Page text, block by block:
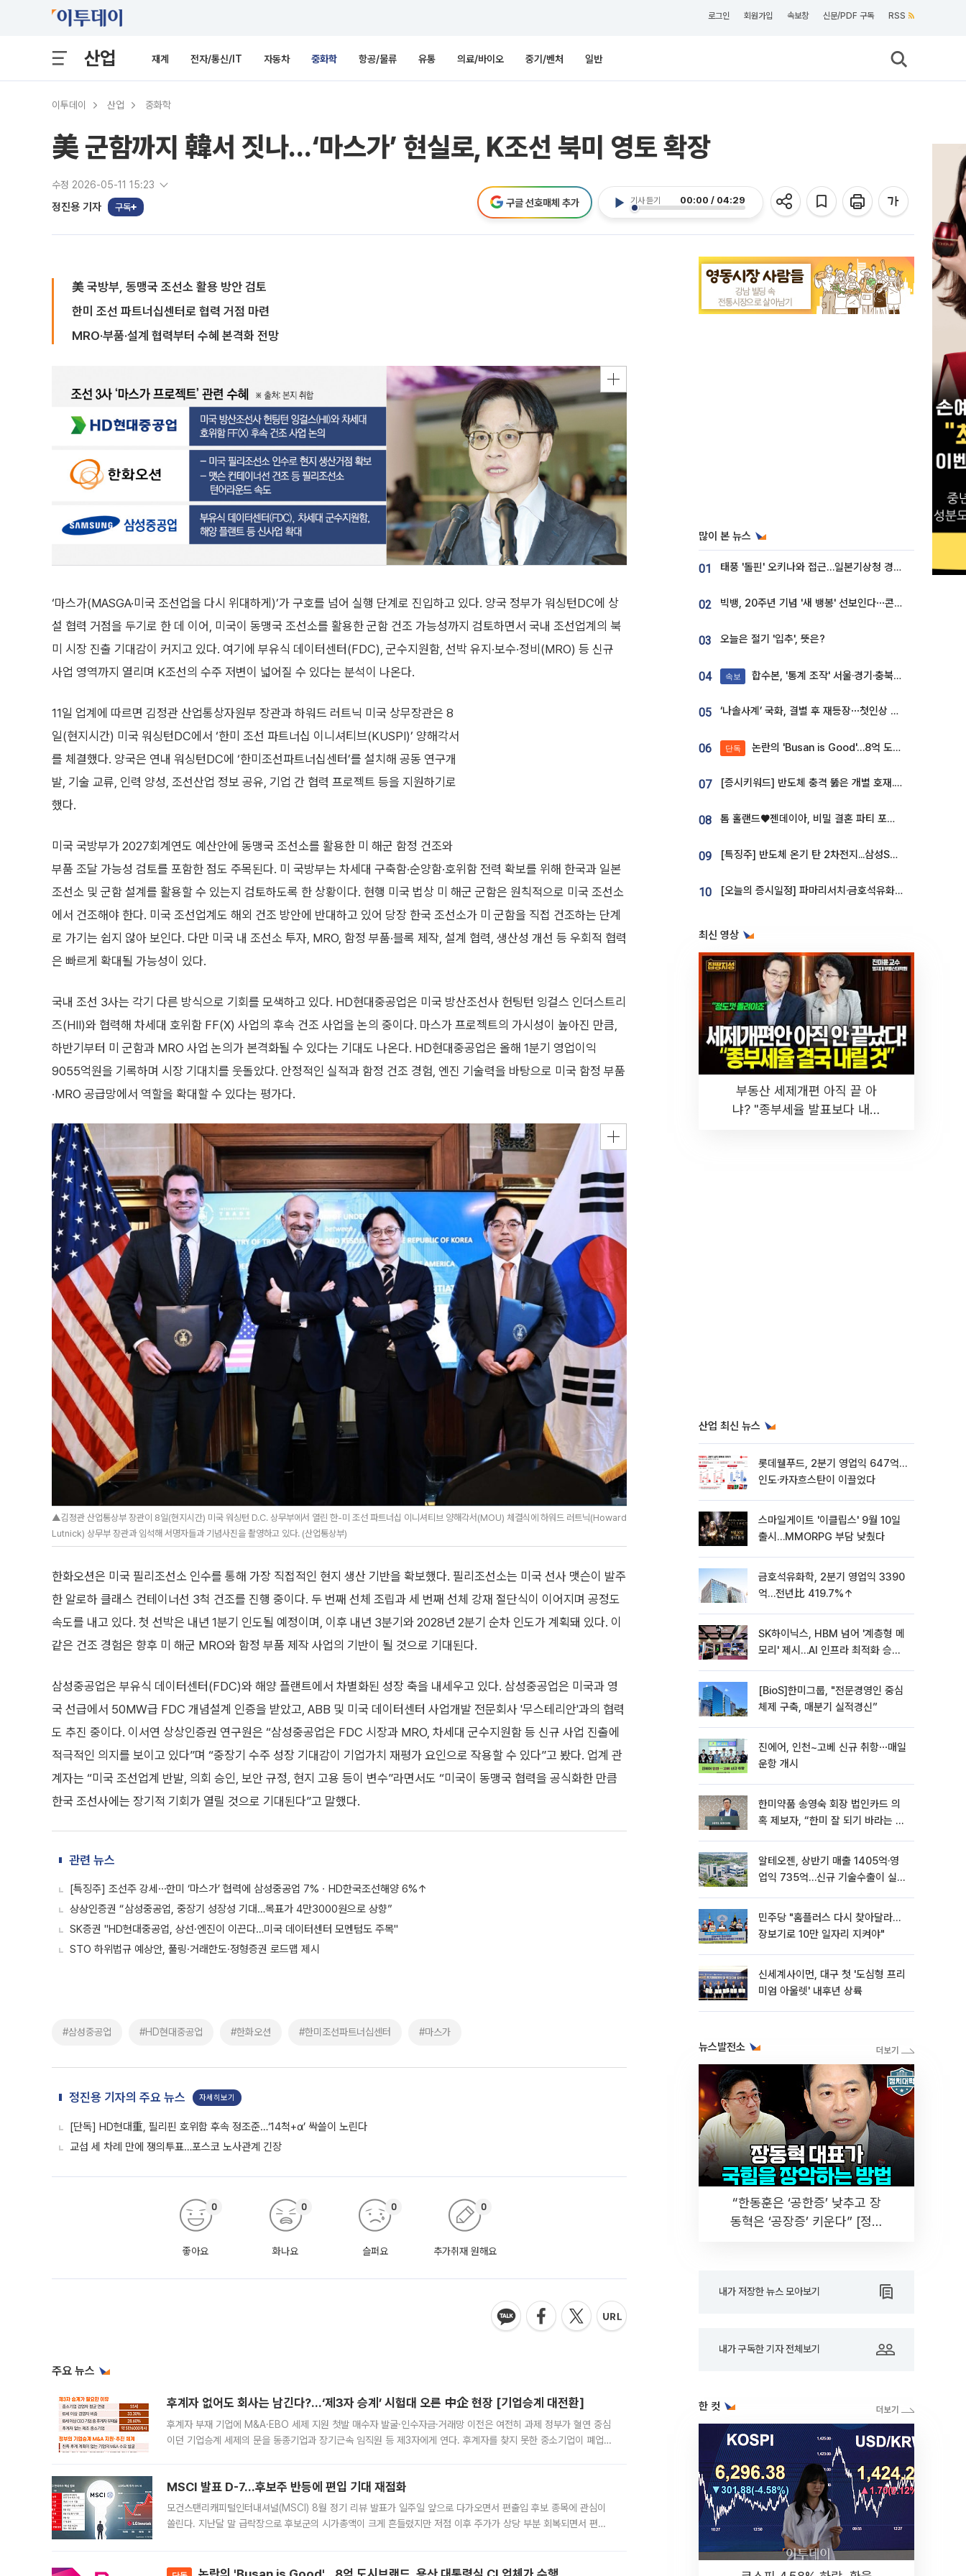
로그인 회원가입 속보창 신문/PDF 구독 RSS
산업 재계 전자/통신/IT 자동차 중화학 항공/물류 유통 의료/바이오 중기/벤처 일반
이투데이 산업 중화학
美 군함까지 韓서 짓나…‘마스가’ 현실로, K조선 북미 영토 확장
수정 2026-05-11 15:23
정진용 기자 구독
기사 듣기 00:00 / 04:29
구글 선호매체 추가
美 국방부, 동맹국 조선소 활용 방안 검토
한미 조선 파트너십센터로 협력 거점 마련
MRO·부품·설계 협력부터 수혜 본격화 전망
‘마스가(MASGA·미국 조선업을 다시 위대하게)’가 구호를 넘어 실행 단계로 진입하고 있다. 양국 정부가 워싱턴DC에 상
설 협력 거점을 두기로 한 데 이어, 미국이 동맹국 조선소를 활용한 군함 건조 가능성까지 검토하면서 국내 조선업계의 북
미 시장 진출 기대감이 커지고 있다. 여기에 부유식 데이터센터(FDC), 군수지원함, 선박 유지·보수·정비(MRO) 등 신규
사업 영역까지 열리며 K조선의 수주 저변이 넓어질 수 있다는 분석이 나온다.
11일 업계에 따르면 김정관 산업통상자원부 장관과 하워드 러트닉 미국 상무장관은 8
일(현지시간) 미국 워싱턴DC에서 ‘한미 조선 파트너십 이니셔티브(KUSPI)’ 양해각서
를 체결했다. 양국은 연내 워싱턴DC에 ‘한미조선파트너십센터’를 설치해 공동 연구개
발, 기술 교류, 인력 양성, 조선산업 정보 공유, 기업 간 협력 프로젝트 등을 지원하기로
했다.
미국 국방부가 2027회계연도 예산안에 동맹국 조선소를 활용한 미 해군 함정 건조와
부품 조달 가능성 검토를 포함한 점도 주목된다. 미 국방부는 차세대 구축함·순양함·호위함 전력 확보를 위해 한국과 일본
조선소 및 군함 설계를 활용할 수 있는지 검토하도록 한 상황이다. 현행 미국 법상 미 해군 군함은 원칙적으로 미국 조선소
에서 건조해야 한다. 미국 조선업계도 해외 건조 방안에 반대하고 있어 당장 한국 조선소가 미 군함을 직접 건조하는 단계
로 가기는 쉽지 않아 보인다. 다만 미국 내 조선소 투자, MRO, 함정 부품·블록 제작, 설계 협력, 생산성 개선 등 우회적 협력
은 빠르게 확대될 가능성이 있다.
국내 조선 3사는 각기 다른 방식으로 기회를 모색하고 있다. HD현대중공업은 미국 방산조선사 헌팅턴 잉걸스 인더스트리
즈(HII)와 협력해 차세대 호위함 FF(X) 사업의 후속 건조 사업을 논의 중이다. 마스가 프로젝트의 가시성이 높아진 만큼,
하반기부터 미 군함과 MRO 사업 논의가 본격화될 수 있다는 기대도 나온다. HD현대중공업은 올해 1분기 영업이익
9055억원을 기록하며 시장 기대치를 웃돌았다. 안정적인 실적과 함정 건조 경험, 엔진 기술력을 바탕으로 미국 함정 부품
·MRO 공급망에서 역할을 확대할 수 있다는 평가다.
▲김정관 산업통상부 장관이 8일(현지시간) 미국 워싱턴 D.C. 상무부에서 열린 한-미 조선 파트너십 이니셔티브 양해각서(MOU) 체결식에 하워드 러트닉(Howard
Lutnick) 상무부 장관과 임석해 서명자들과 기념사진을 촬영하고 있다. (산업통상부)
한화오션은 미국 필리조선소 인수를 통해 가장 직접적인 현지 생산 기반을 확보했다. 필리조선소는 미국 선사 맷슨이 발주
한 알로하 클래스 컨테이너선 3척 건조를 진행 중이다. 두 번째 선체 조립과 세 번째 선체 강재 절단식이 이어지며 공정도
속도를 내고 있다. 첫 선박은 내년 1분기 인도될 예정이며, 이후 내년 3분기와 2028년 2분기 순차 인도가 계획돼 있다. 이
같은 건조 경험은 향후 미 해군 MRO와 함정 부품 제작 사업의 기반이 될 것으로 기대된다.
삼성중공업은 부유식 데이터센터(FDC)와 해양 플랜트에서 차별화된 성장 축을 내세우고 있다. 삼성중공업은 미국과 영
국 선급에서 50MW급 FDC 개념설계 인증을 받았고, ABB 및 미국 데이터센터 사업개발 전문회사 '무스테리안'과의 협력
도 추진 중이다. 이서연 상상인증권 연구원은 “삼성중공업은 FDC 시장과 MRO, 차세대 군수지원함 등 신규 사업 진출에
적극적인 의지를 보이고 있다”며 “중장기 수주 성장 기대감이 기업가치 재평가 요인으로 작용할 수 있다”고 봤다. 업계 관
계자는 “미국 조선업계 반발, 의회 승인, 보안 규정, 현지 고용 등이 변수”라면서도 “미국이 동맹국 협력을 공식화한 만큼
한국 조선사에는 장기적 기회가 열릴 것으로 기대된다”고 말했다.
관련 뉴스
[특징주] 조선주 강세⋯한미 ‘마스가’ 협력에 삼성중공업 7%ㆍHD한국조선해양 6%↑
상상인증권 “삼성중공업, 중장기 성장성 기대…목표가 4만3000원으로 상향”
SK증권 "HD현대중공업, 상선·엔진이 이끈다…미국 데이터센터 모멘텀도 주목"
STO 하위법규 예상안, 풀링·거래한도·정형증권 로드맵 제시
#삼성중공업 #HD현대중공업 #한화오션 #한미조선파트너십센터 #마스가
정진용 기자의 주요 뉴스 자세히보기
[단독] HD현대重, 필리핀 호위함 후속 정조준…‘14척+α’ 싹쓸이 노린다
교섭 세 차례 만에 쟁의투표…포스코 노사관계 긴장
좋아요
0
화나요
0
슬퍼요
0
추가취재 원해요
0
주요 뉴스
후계자 없어도 회사는 남긴다?…‘제3자 승계’ 시험대 오른 中企 현장 [기업승계 대전환]
후계자 부재 기업에 M&A·EBO 세제 지원 첫발 매수자 발굴·인수자금·거래망 이전은 여전히 과제 정부가 혈연 중심
이던 기업승계 세제의 문을 동종기업과 장기근속 임직원 등 제3자에게 연다. 후계자를 찾지 못한 중소기업이 폐업
MSCI 발표 D-7…후보주 반등에 편입 기대 재점화
모건스탠리캐피털인터내셔널(MSCI) 8월 정기 리뷰 발표가 일주일 앞으로 다가오면서 편출입 후보 종목에 관심이
쏠린다. 지난달 말 급락장으로 후보군의 시가총액이 크게 흔들렸지만 저점 이후 주가가 상당 부분 회복되면서 편입
많이 본 뉴스
01 태풍 '돌핀' 오키나와 접근…일본기상청 경로 업데이트
02 빅뱅, 20주년 기념 '새 뱅봉' 선보인다⋯콘서트 앞두고 팝업 개최
03 오늘은 절기 '입추', 뜻은?
04 속보 합수본, '통계 조작' 서울·경기·충북 선관위 등 추가 압수수색
05 ‘나솔사계’ 국화, 결별 후 재등장⋯첫인상 투표 휩쓸고 ‘인기녀’ 등극
06 단독 논란의 'Busan is Good'…8억 도시브랜드, 용산 대통령실 CI 업체가 수행
07 [증시키워드] 반도체 충격 뚫은 개별 호재...포스코퓨처엠·에코프로·한화솔루션 '눈길'
08 톰 홀랜드♥젠데이아, 비밀 결혼 파티 포착⋯호텔 대관비만 9억
09 [특징주] 반도체 온기 탄 2차전지...삼성SDI, 장 초반 7% 넘게 껑충
10 [오늘의 증시일정] 파마리서치·금호석유화학·코오롱인더·상상인증권 등
최신 영상
부동산 세제개편 아직 끝 아
냐? "종부세율 발표보다 내릴
산업 최신 뉴스
롯데웰푸드, 2분기 영업익 647억…
인도·카자흐스탄이 이끌었다
스마일게이트 '이클립스' 9월 10일
출시…MMORPG 부담 낮췄다
금호석유화학, 2분기 영업익 3390
억…전년比 419.7%↑
SK하이닉스, HBM 넘어 '계층형 메
모리' 제시…AI 인프라 최적화 승부
[BioS]한미그룹, "전문경영인 중심
체제 구축, 매분기 실적경신”
진에어, 인천~고베 신규 취항⋯매일
운항 개시
한미약품 송영숙 회장 법인카드 의
혹 제보자, “한미 잘 되기 바라는 마
알테오젠, 상반기 매출 1405억·영
업익 735억…신규 기술수출이 실적
민주당 "홈플러스 다시 찾아달라…
장보기로 10만 일자리 지켜야"
신세계사이먼, 대구 첫 '도심형 프리
미엄 아울렛' 내후년 상륙
뉴스발전소
“한동훈은 ‘공한증’ 낮추고 장
동혁은 ‘공장증’ 키운다” [정치
내가 저장한 뉴스 모아보기
내가 구독한 기자 전체보기
한 컷